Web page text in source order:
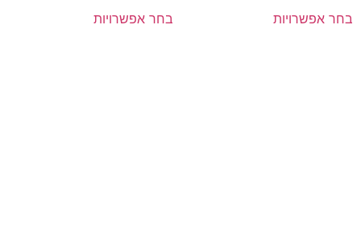
בחר אפשרויות בחר אפשרויות